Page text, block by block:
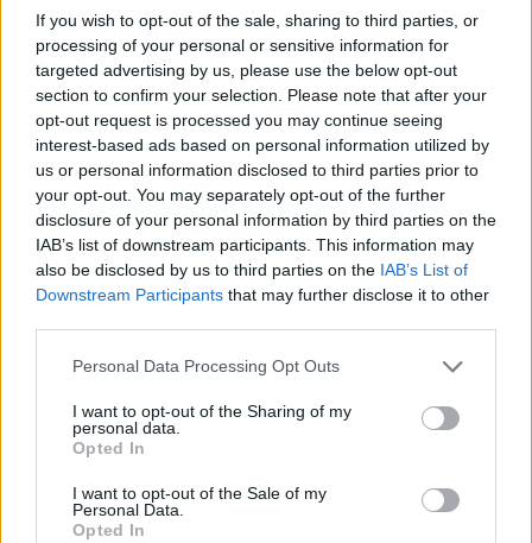
If you wish to opt-out of the sale, sharing to third parties, or
processing of your personal or sensitive information for
targeted advertising by us, please use the below opt-out
section to confirm your selection. Please note that after your
opt-out request is processed you may continue seeing
interest-based ads based on personal information utilized by
us or personal information disclosed to third parties prior to
your opt-out. You may separately opt-out of the further
disclosure of your personal information by third parties on the
IAB’s list of downstream participants. This information may
also be disclosed by us to third parties on the IAB’s List of
Downstream Participants that may further disclose it to other
Please note that this website/app uses one or more Google
not limited to your visit or usage behaviour. You may click to
grant or deny consent to Google and its third-party tags to
use your data for below specified purposes in below Google
consent section.
Personal Data Processing Opt Outs
I want to opt-out of the Sharing of my
personal data.
Opted In
I want to opt-out of the Sale of my
Personal Data.
Opted In
megerősített rendszer képes legyen kezelni a
megnövekedett esti vízigényt, így
megszűnjenek a nyomásproblémák.
Amennyiben az új szivattyú sem bizonyul
elegendőnek, tartalékmegoldásként
Kunszálláson ideiglenesen újraindítanák a
megjegyezni, hogy bár a víz minősége emberi
esztétikai kifogások. A Bácsvíz Zrt. hangsúlyozza:
a hosszú távú megoldások érdekében a
vízellátó rendszer kapacitásának további
bővítését is tervezik.